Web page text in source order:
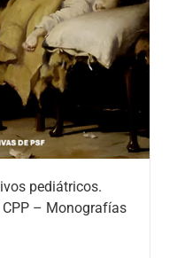
pediátricos.
CPP – Monografías